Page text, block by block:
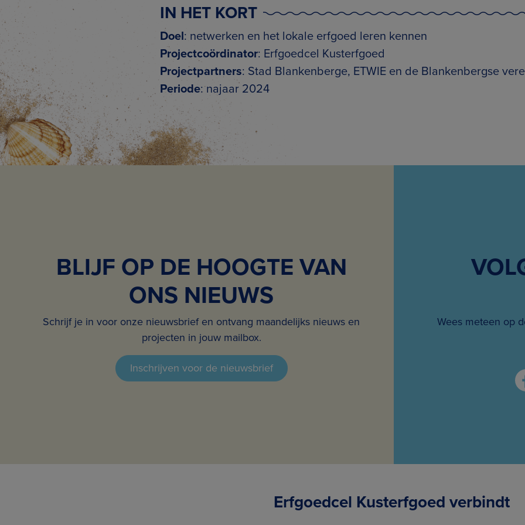
IN HET KORT
Doel: netwerken en het lokale erfgoed leren kennen
Projectcoördinator: Erfgoedcel Kusterfgoed
Projectpartners: Stad Blankenberge, ETWIE en de Blankenbergse
Periode: najaar 2024
BLIJF OP DE HOOGTE VAN
ONS NIEUWS
Schrijf je in voor onze nieuwsbrief en ontvang maandelijks nieuws en
projecten in jouw mailbox.
Inschrijven voor de nieuwsbrief
Wees meteen op
Erfgoedcel Kusterfgoed verbindt